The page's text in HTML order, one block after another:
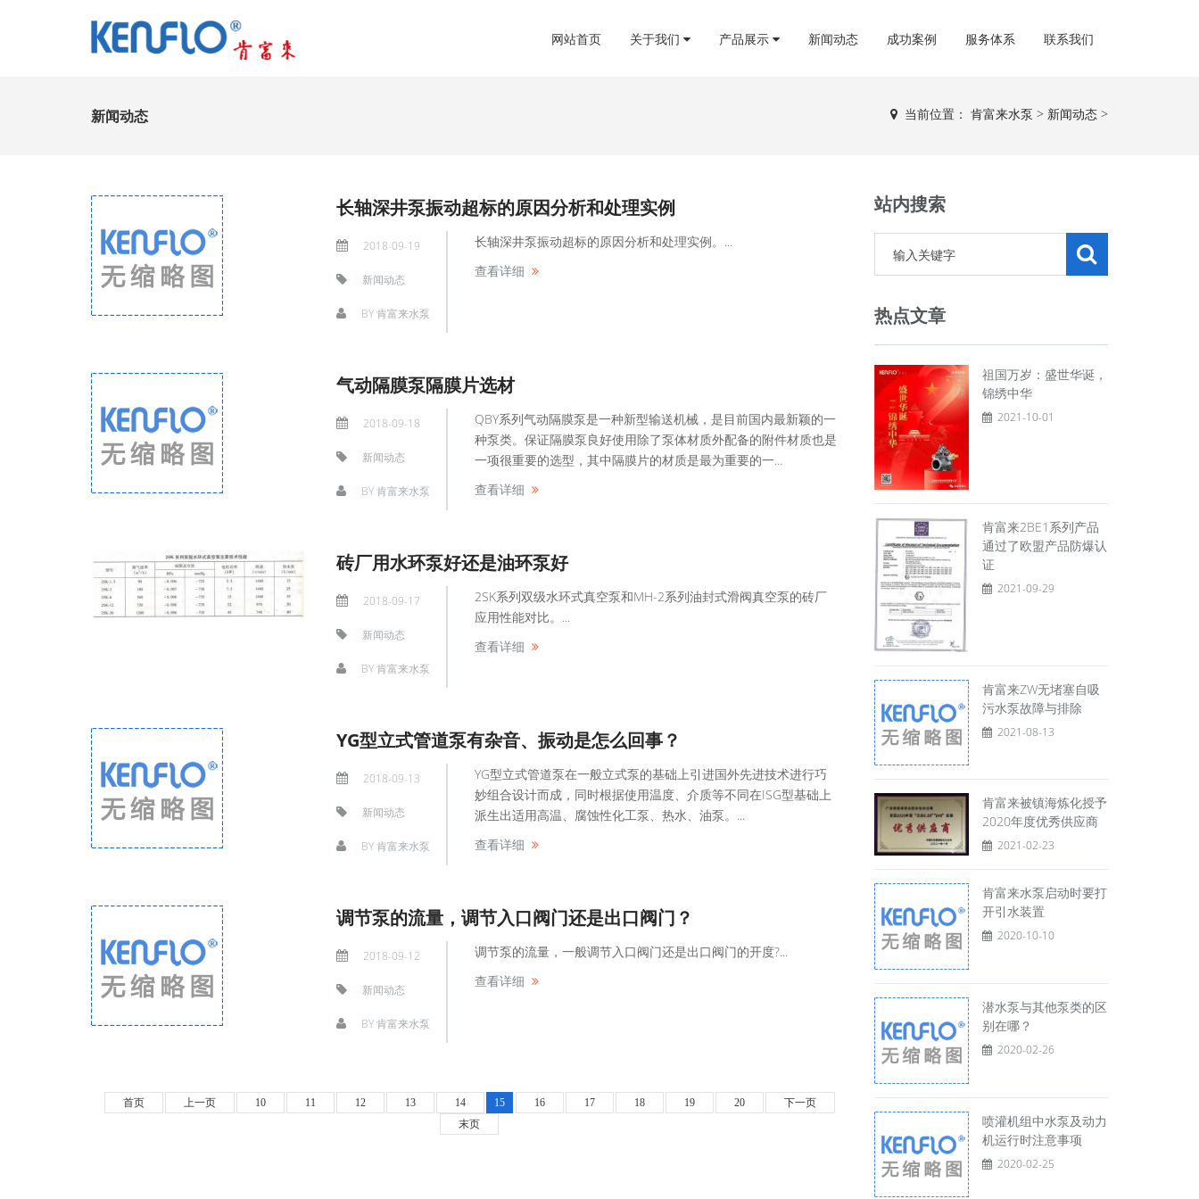
网站首页 关于我们 产品展示 新闻动态 成功案例 服务体系 联系我们
新闻动态 当前位置： 肯富来水泵 > 新闻动态 >
长轴深井泵振动超标的原因分析和处理实例
2018-09-19
新闻动态
BY肯富来水泵
长轴深井泵振动超标的原因分析和处理实例。...
查看详细
气动隔膜泵隔膜片选材
2018-09-18
新闻动态
BY肯富来水泵
QBY系列气动隔膜泵是一种新型输送机械，是目前国内最新颖的一
种泵类。保证隔膜泵良好使用除了泵体材质外配备的附件材质也是
一项很重要的选型，其中隔膜片的材质是最为重要的一...
查看详细
砖厂用水环泵好还是油环泵好
2018-09-17
新闻动态
BY肯富来水泵
2SK系列双级水环式真空泵和MH-2系列油封式滑阀真空泵的砖厂
应用性能对比。...
查看详细
YG型立式管道泵有杂音、振动是怎么回事？
2018-09-13
新闻动态
BY肯富来水泵
YG型立式管道泵在一般立式泵的基础上引进国外先进技术进行巧
妙组合设计而成，同时根据使用温度、介质等不同在ISG型基础上
派生出适用高温、腐蚀性化工泵、热水、油泵。...
查看详细
调节泵的流量，调节入口阀门还是出口阀门？
2018-09-12
新闻动态
BY肯富来水泵
调节泵的流量，一般调节入口阀门还是出口阀门的开度?...
查看详细
首页 上一页 10 11 12 13 14 15 16 17 18 19 20
下一页
末页
站内搜索
热点文章
祖国万岁：盛世华诞，
锦绣中华
2021-10-01
肯富来2BE1系列产品
通过了欧盟产品防爆认
证
2021-09-29
肯富来ZW无堵塞自吸
污水泵故障与排除
2021-08-13
肯富来被镇海炼化授予
2020年度优秀供应商
2021-02-23
肯富来水泵启动时要打
开引水装置
2020-10-10
潜水泵与其他泵类的区
别在哪？
2020-02-26
喷灌机组中水泵及动力
机运行时注意事项
2020-02-25